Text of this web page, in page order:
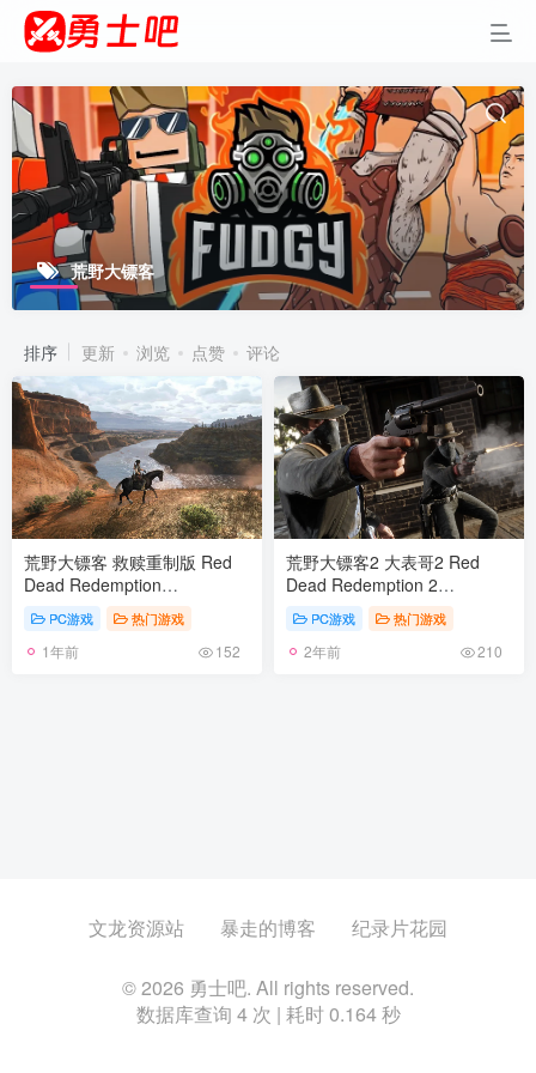
荒野大镖客
排序 更新 浏览 点赞 评论
荒野大镖客 救赎重制版 Red
Dead Redemption
v1.0.42.46611年度版 官方中
文 含旧版
PC游戏 热门游戏
1年前 152
荒野大镖客2 大表哥2 Red
Dead Redemption 2
v1491.50终极版 集成全DLC|
官方中文 附存档 神秘小姐姐
补丁等 去掉开头未加密解释信
PC游戏 热门游戏
2年前 210
文龙资源站 暴走的博客 纪录片花园
© 2026 勇士吧. All rights reserved.
数据库查询 4 次 | 耗时 0.164 秒